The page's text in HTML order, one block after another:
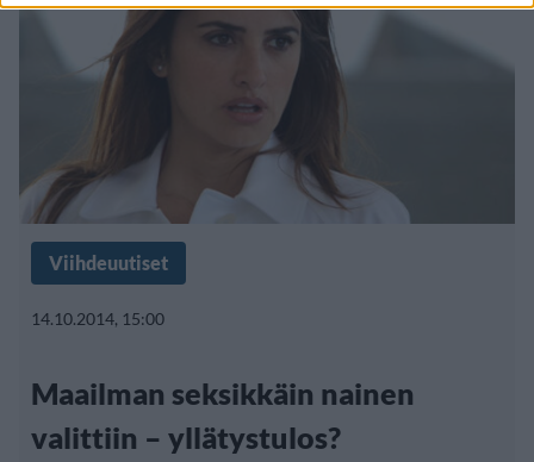
Viihdeuutiset
14.10.2014, 15:00
Maailman seksikkäin nainen
valittiin – yllätystulos?